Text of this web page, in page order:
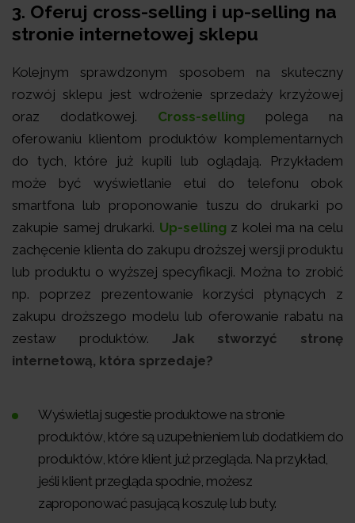
3. Oferuj cross-selling i up-selling na
stronie internetowej sklepu
Kolejnym sprawdzonym sposobem na skuteczny
rozwój sklepu jest wdrożenie sprzedaży krzyżowej
oraz dodatkowej. Cross-selling polega na
oferowaniu klientom produktów komplementarnych
do tych, które już kupili lub oglądają. Przykładem
może być wyświetlanie etui do telefonu obok
smartfona lub proponowanie tuszu do drukarki po
zakupie samej drukarki. Up-selling z kolei ma na celu
zachęcenie klienta do zakupu droższej wersji produktu
lub produktu o wyższej specyfikacji. Można to zrobić
np. poprzez prezentowanie korzyści płynących z
zakupu droższego modelu lub oferowanie rabatu na
zestaw produktów. Jak stworzyć stronę
internetową, która sprzedaje?
Wyświetlaj sugestie produktowe na stronie
produktów, które są uzupełnieniem lub dodatkiem do
produktów, które klient już przegląda. Na przykład,
jeśli klient przegląda spodnie, możesz
zaproponować pasującą koszulę lub buty.